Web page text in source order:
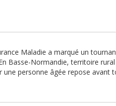
Maladie a marqué un
Basse-Normandie, territoire
personne âgée repose avant